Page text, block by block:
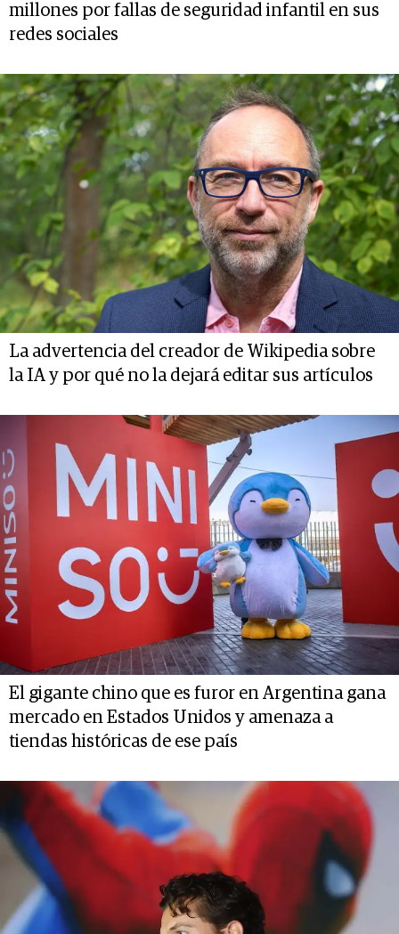
millones por fallas de seguridad infantil en sus
redes sociales
La advertencia del creador de Wikipedia sobre
la IA y por qué no la dejará editar sus artículos
El gigante chino que es furor en Argentina gana
mercado en Estados Unidos y amenaza a
tiendas históricas de ese país